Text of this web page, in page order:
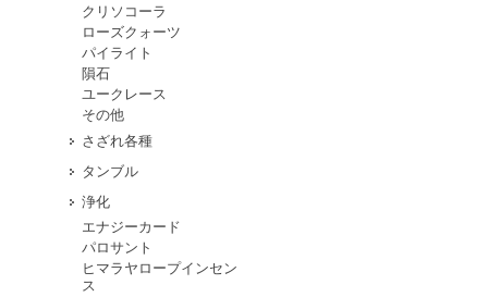
クリソコーラ
ローズクォーツ
パイライト
隕石
ユークレース
その他
さざれ各種
タンブル
浄化
エナジーカード
パロサント
ヒマラヤロープインセン
ス